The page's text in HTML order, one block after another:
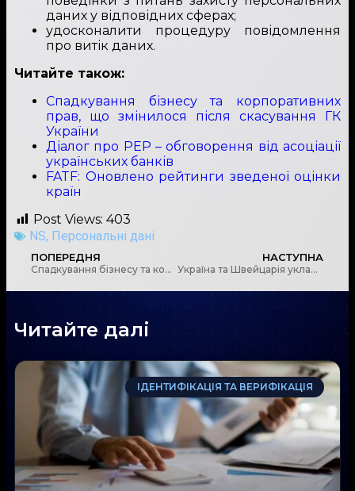
даних у відповідних сферах;
удосконалити процедуру повідомлення
про витік даних.
Читайте також:
Спадкування бізнесу та корпоративних
прав, що змінилося після скасування ГК
України
Діалог про PEP – обговорення від асоціації
українських банків
FATF: Оновлено рейтинги зведеної оцінки
країн
Post Views: 403
NS, Персональні дані
ПОПЕРЕДНЯ
Спадкування бізнесу та корпоративних прав, що змінилося після скасування ГК України
НАСТУПНА
Україна та Швейцарія уклали меморандум про обмін інформацією щодо підозрілих фінансових операцій
Читайте далі
ІДЕНТИФІКАЦІЯ ТА ВЕРИФІКАЦІЯ